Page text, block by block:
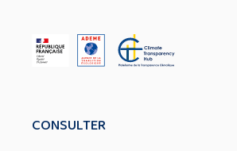
CONSULTER